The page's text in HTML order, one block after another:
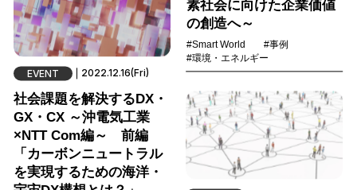
素社会に向けた企業価値
の創造へ～
#Smart World
#事例
#環境・エネルギー
EVENT 2022.12.16(Fri)
社会課題を解決するDX・
GX・CX ～沖電気工業
×NTT Com編～ 前編
「カーボンニュートラル
を実現するための海洋・